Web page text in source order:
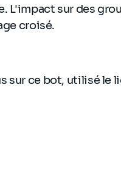
sur des
croisé.
sur ce bot, utilisé le